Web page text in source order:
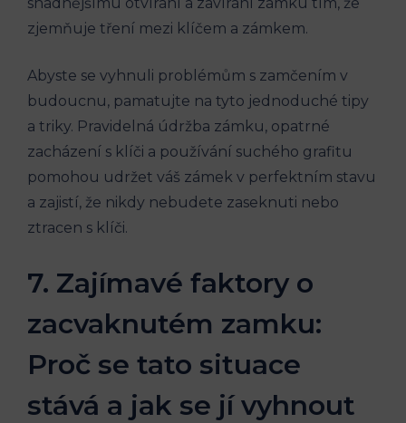
zjemňuje tření mezi klíčem a zámkem.
Abyste se ⁤vyhnuli problémům s ⁢zamčením v
budoucnu, pamatujte na tyto​ jednoduché tipy
a triky.⁤ Pravidelná údržba zámku, opatrné
zacházení s ⁤klíči ​a používání suchého grafitu
pomohou udržet⁣ váš zámek‍ v perfektním stavu
a zajistí, ‌že nikdy ‍nebudete zaseknuti ​nebo
ztracen ‌s klíči.
7. ⁢Zajímavé faktory o
zacvaknutém zamku:
Proč se ⁤tato ⁢situace
stává a jak se jí vyhnout